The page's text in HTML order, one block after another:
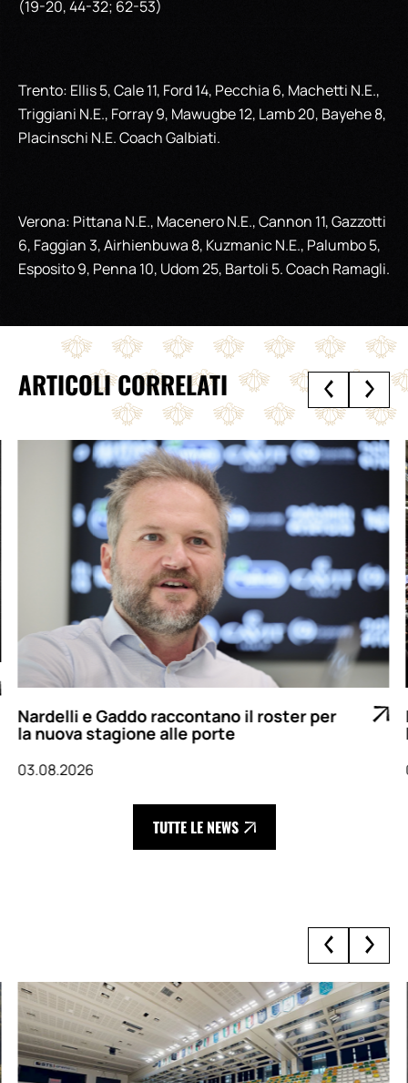
(19-20, 44-32; 62-53)
Trento: Ellis 5, Cale 11, Ford 14, Pecchia 6, Machetti N.E.,
Triggiani N.E., Forray 9, Mawugbe 12, Lamb 20, Bayehe 8,
Placinschi N.E. Coach Galbiati.
Verona: Pittana N.E., Macenero N.E., Cannon 11, Gazzotti
6, Faggian 3, Airhienbuwa 8, Kuzmanic N.E., Palumbo 5,
Esposito 9, Penna 10, Udom 25, Bartoli 5. Coach Ramagli.
ARTICOLI CORRELATI
Nardelli e Gaddo raccontano il roster per
la nuova stagione alle porte
03.08.2026
TUTTE LE NEWS